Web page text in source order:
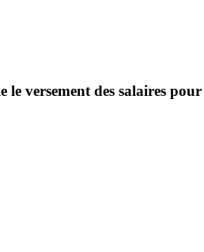
le versement des salaires